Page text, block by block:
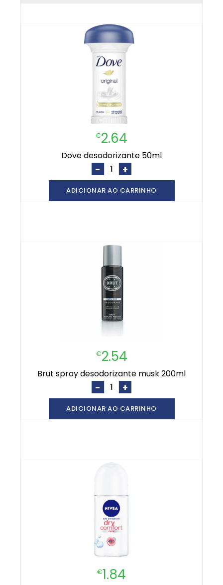
€2.64
dove desodorizante 50ml
- +
ADICIONAR AO CARRINHO
€2.54
brut spray desodorizante musk 200ml
- +
ADICIONAR AO CARRINHO
€1.84